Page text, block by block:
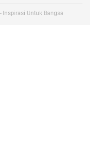
- Inspirasi Untuk Bangsa